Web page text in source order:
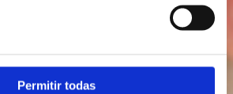
Permitir todas